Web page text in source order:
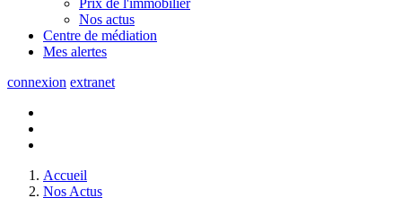
Nos actus
Centre de médiation
Mes alertes
connexion extranet
Accueil
Nos Actus